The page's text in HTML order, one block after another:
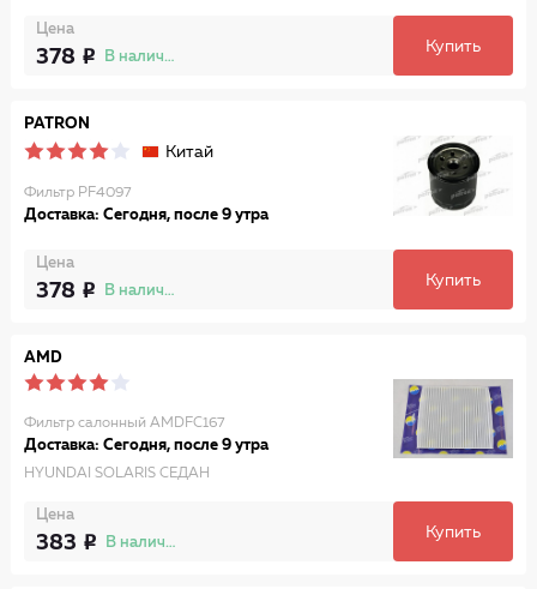
Цена
378 В наличии
Купить
PATRON
Китай
Фильтр PF4097
Доставка: Сегодня, после 9 утра
Цена
378 В наличии
Купить
AMD
Фильтр салонный AMDFC167
Доставка: Сегодня, после 9 утра
HYUNDAI SOLARIS СЕДАН
Цена
383 В наличии
Купить